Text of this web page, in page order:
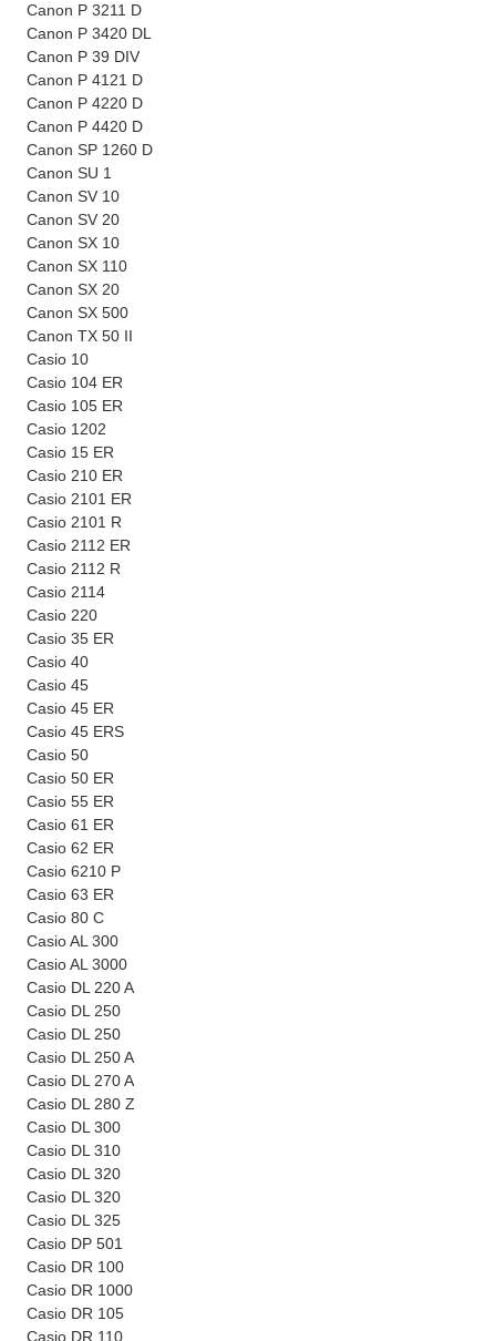
Canon P 3211 D
Canon P 3420 DL
Canon P 39 DIV
Canon P 4121 D
Canon P 4220 D
Canon P 4420 D
Canon SP 1260 D
Canon SU 1
Canon SV 10
Canon SV 20
Canon SX 10
Canon SX 110
Canon SX 20
Canon SX 500
Canon TX 50 II
Casio 10
Casio 104 ER
Casio 105 ER
Casio 1202
Casio 15 ER
Casio 210 ER
Casio 2101 ER
Casio 2101 R
Casio 2112 ER
Casio 2112 R
Casio 2114
Casio 220
Casio 35 ER
Casio 40
Casio 45
Casio 45 ER
Casio 45 ERS
Casio 50
Casio 50 ER
Casio 55 ER
Casio 61 ER
Casio 62 ER
Casio 6210 P
Casio 63 ER
Casio 80 C
Casio AL 300
Casio AL 3000
Casio DL 220 A
Casio DL 250
Casio DL 250
Casio DL 250 A
Casio DL 270 A
Casio DL 280 Z
Casio DL 300
Casio DL 310
Casio DL 320
Casio DL 320
Casio DL 325
Casio DP 501
Casio DR 100
Casio DR 1000
Casio DR 105
Casio DR 110